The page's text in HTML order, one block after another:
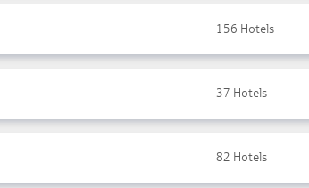
156 Hotels
37 Hotels
82 Hotels